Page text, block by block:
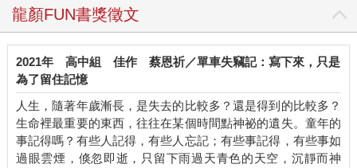
龍顏FUN書獎徵文
2021年 高中組 佳作 蔡恩祈／單車失竊記：寫下來，只是
為了留住記憶
人生，隨著年歲漸長，是失去的比較多？還是得到的比較多？
生命裡最重要的東西，往往在某個時間點神祕的遺失。童年的
事記得嗎？有些人記得，有些人忘記；有些事記得，有些事如
過眼雲煙，倏忽即逝，只留下雨過天青色的天空，沉靜而神